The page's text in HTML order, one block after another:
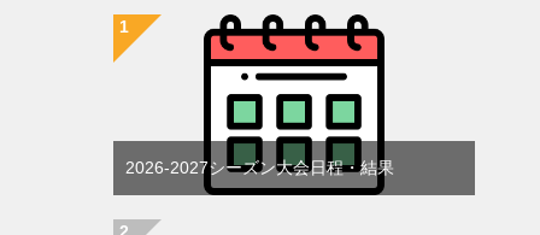
2026-2027シーズン大会日程・結果